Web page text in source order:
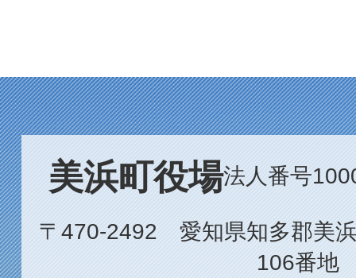
美浜町役場法人番号
〒470-2492 愛知県知多郡美
106番地